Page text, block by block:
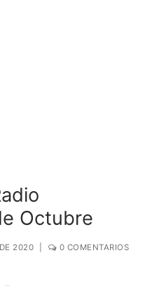
Octubre
2020 0 COMENTARIOS